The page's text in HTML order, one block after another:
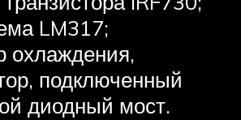
LM317;
охлаждения,
подключенный
диодный мост.